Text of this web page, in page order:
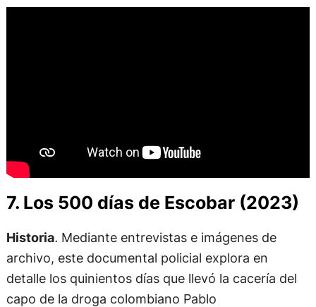
7. Los 500 días de Escobar (2023)
Historia. Mediante entrevistas e imágenes de
archivo, este documental policial explora en
detalle los quinientos días que llevó la cacería del
capo de la droga colombiano Pablo